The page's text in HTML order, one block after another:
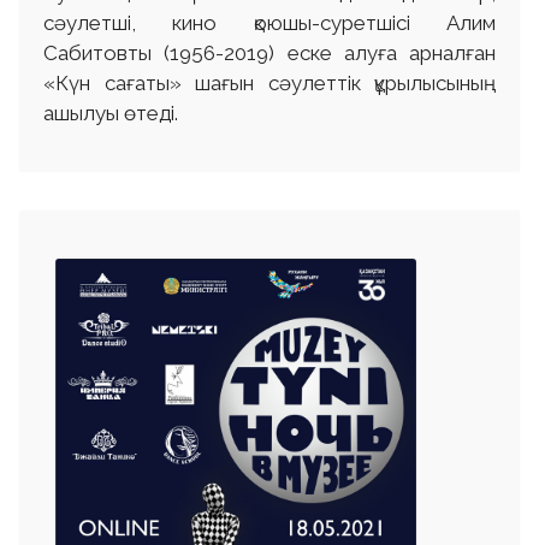
сәулетші, кино қоюшы-суретшісі Алим
Сабитовты (1956-2019) еске алуға арналған
«Күн сағаты» шағын сәулеттік құрылысының
ашылуы өтеді.